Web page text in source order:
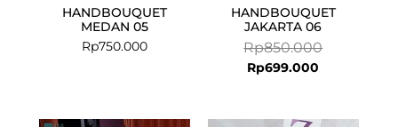
HANDBOUQUET
MEDAN 05
Rp750.000
HANDBOUQUET
JAKARTA 06
Rp850.000
Rp699.000